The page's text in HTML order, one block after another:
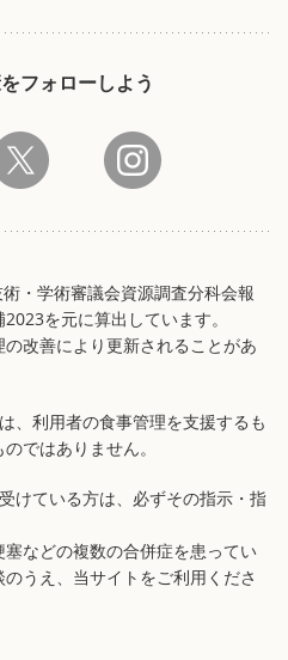
フォローしよう
・学術審議会資源調査分科会報
を元に算出しています。
改善により更新されることがあ
、利用者の食事管理を支援するも
ではありません。
けている方は、必ずその指示・指
などの複数の合併症を患ってい
うえ、当サイトをご利用くださ